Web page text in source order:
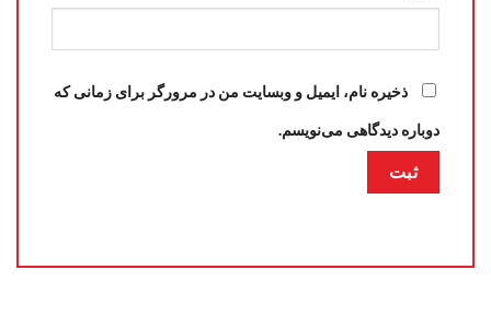
ذخیره نام، ایمیل و وبسایت من در مرورگر برای زمانی که
دوباره دیدگاهی می‌نویسم.